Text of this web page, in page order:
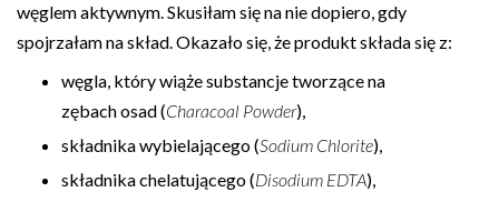
węglem aktywnym. Skusiłam się na nie dopiero, gdy
spojrzałam na skład. Okazało się, że produkt składa się z:
węgla, który wiąże substancje tworzące na
zębach osad (Characoal Powder),
składnika wybielającego (Sodium Chlorite),
składnika chelatującego (Disodium EDTA),